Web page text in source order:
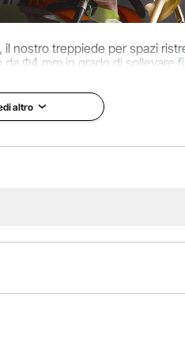
nostro treppiede per spazi
Φ4 mm in grado di sollevare
altro